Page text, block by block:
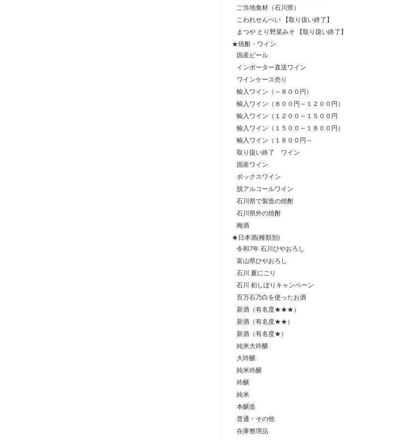
ご当地食材（石川県）
こわれせんべい 【取り扱い終了】
まつや とり野菜みそ 【取り扱い終了】
★焼酎・ワイン
国産ビール
インポーター直送ワイン
ワインケース売り
輸入ワイン（～８００円）
輸入ワイン（８００円～１２００円）
輸入ワイン（１２００～１５００円
輸入ワイン（１５００～１８００円）
輸入ワイン（１８００円～
取り扱い終了 ワイン
国産ワイン
ボックスワイン
脱アルコールワイン
石川県で製造の焼酎
石川県外の焼酎
梅酒
★日本酒(種類別)
令和7年 石川ひやおろし
富山県ひやおろし
石川 夏にごり
石川 初しぼりキャンペーン
百万石乃白を使ったお酒
新酒（有名度★★★）
新酒（有名度★★）
新酒（有名度★）
純米大吟醸
大吟醸
純米吟醸
吟醸
純米
本醸造
普通・その他
在庫整理品